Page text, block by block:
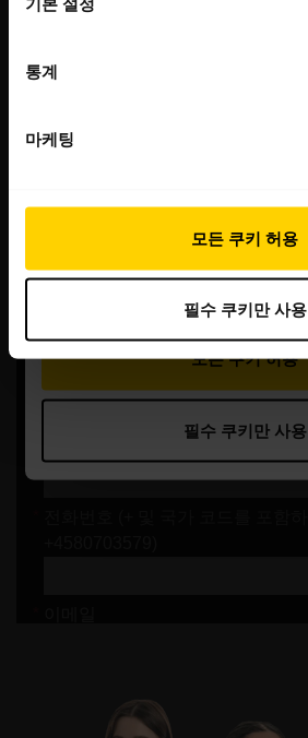
통계
마케팅
모든 쿠키 허용
필수 쿠키만 사용